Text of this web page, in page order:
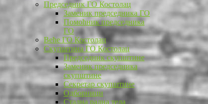
Председник ГО Костолац
Заменик председника ГО
Помоћник председника
ГО
Веће ГО Костолац
Скупштина ГО Костолац
Председник скупштине
Заменик председника
скупштине
Секретар скупштине
Одборници
Стална радна тела